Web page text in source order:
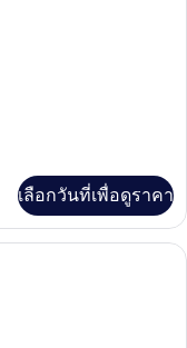
เลือกวันที่เพื่อดูราคา